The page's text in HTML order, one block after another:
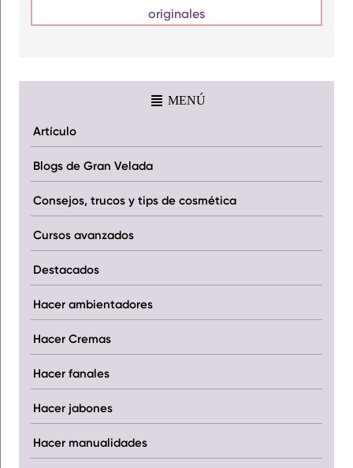
MENÚ
Artículo
Blogs de Gran Velada
Consejos, trucos y tips de cosmética
Cursos avanzados
Destacados
Hacer ambientadores
Hacer Cremas
Hacer fanales
Hacer jabones
Hacer manualidades